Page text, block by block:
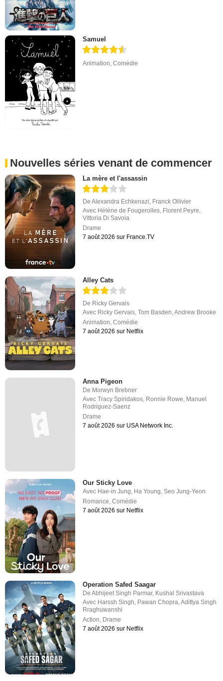
Samuel
Animation,Comédie
Nouvelles séries venant de commencer
La mère et l'assassin
DeAlexandra Echkenazi, Franck Ollivier
Avec Hélène de Fougerolles, Florent Peyre,
Vittoria Di Savoia
Drame
7 août 2026 sur France.TV
Alley Cats
De Ricky Gervais
Avec Ricky Gervais ,Tom Basden ,Andrew Brooke
Animation ,Comédie
7 août 2026 sur Netflix
Anna Pigeon
De Morwyn Brebner
AvecTracy Spiridakos, Ronnie Rowe, Manuel
Rodriguez-Saenz
Drame
7 août 2026 sur USA Network Inc.
Our Sticky Love
Avec Hae-in Jung, Ha Young,Seo Jung-Yeon
Romance,Comédie
7 août 2026 sur Netflix
Operation Safed Saagar
DeAbhijeet Singh Parmar, Kushal Srivastava
Avec Harssh Singh Pawan Chopra ,Adittya Singh
Rraghuwanshi
Action Drame
7 août 2026 sur Netflix